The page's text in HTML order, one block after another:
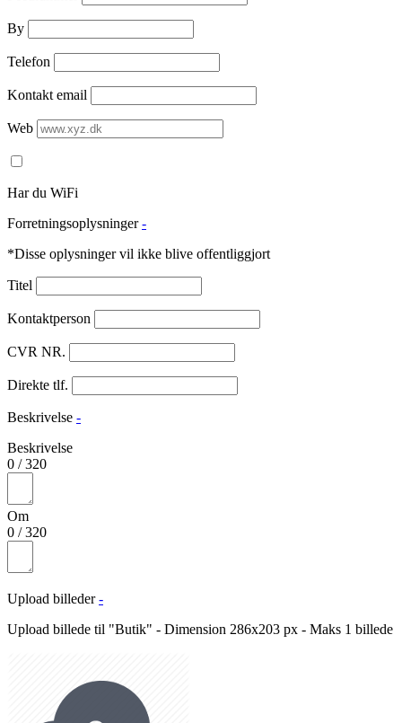
By
Telefon
Kontakt email
Web
Har du WiFi
Forretningsoplysninger -
*Disse oplysninger vil ikke blive offentliggjort
Titel
Kontaktperson
CVR NR.
Direkte tlf.
Beskrivelse -
Beskrivelse
0 /320
Om
0 /320
Upload billeder -
Upload billede til "Butik" - Dimension 286x203 px - Maks 1 billede